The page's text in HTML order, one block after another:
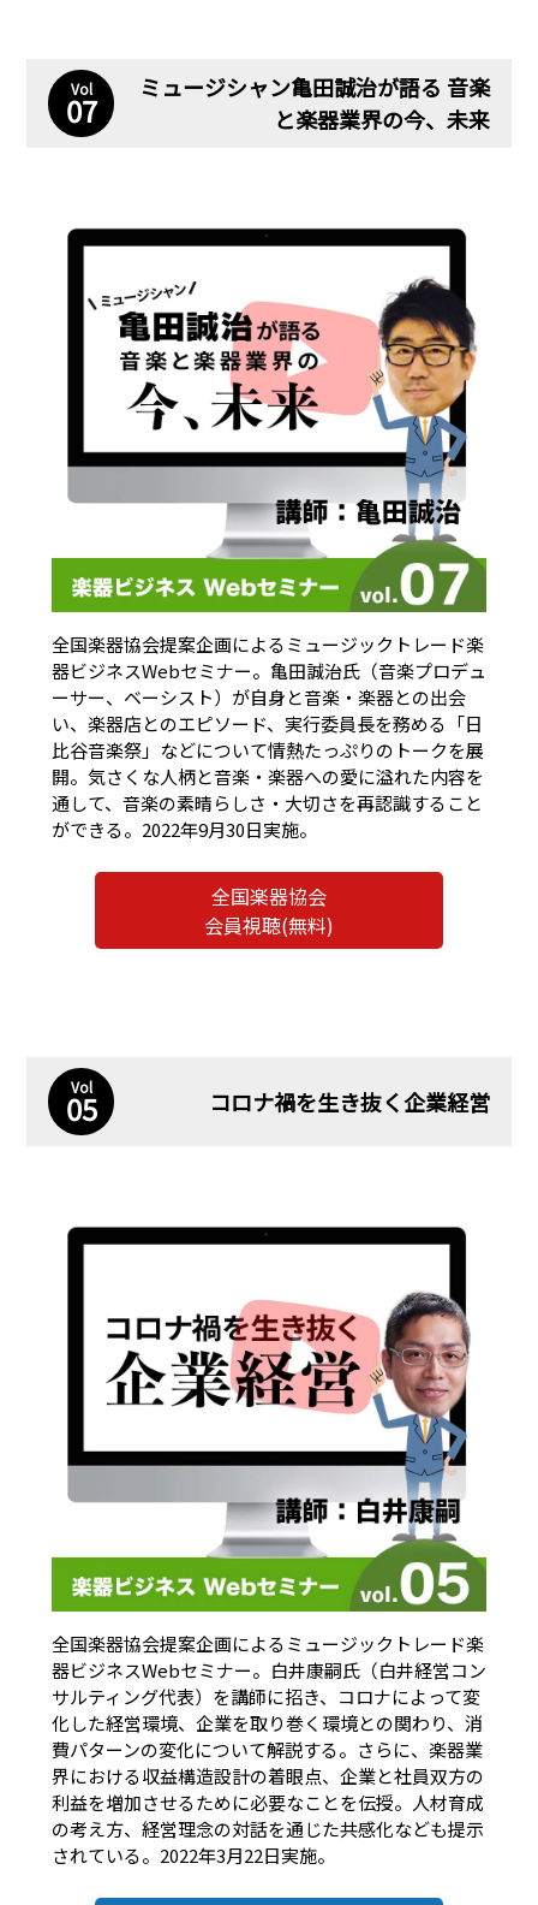
Vol
07
ミュージシャン亀田誠治が語る 音楽
と楽器業界の今、未来
全国楽器協会提案企画によるミュージックトレード楽
器ビジネスWebセミナー。亀田誠治氏（音楽プロデュ
ーサー、ベーシスト）が自身と音楽・楽器との出会
い、楽器店とのエピソード、実行委員長を務める「日
比谷音楽祭」などについて情熱たっぷりのトークを展
開。気さくな人柄と音楽・楽器への愛に溢れた内容を
通して、音楽の素晴らしさ・大切さを再認識すること
ができる。2022年9月30日実施。
全国楽器協会
会員視聴(無料)
Vol
05 コロナ禍を生き抜く企業経営
全国楽器協会提案企画によるミュージックトレード楽
器ビジネスWebセミナー。白井康嗣氏（白井経営コン
サルティング代表）を講師に招き、コロナによって変
化した経営環境、企業を取り巻く環境との関わり、消
費パターンの変化について解説する。さらに、楽器業
界における収益構造設計の着眼点、企業と社員双方の
利益を増加させるために必要なことを伝授。人材育成
の考え方、経営理念の対話を通じた共感化なども提示
されている。2022年3月22日実施。